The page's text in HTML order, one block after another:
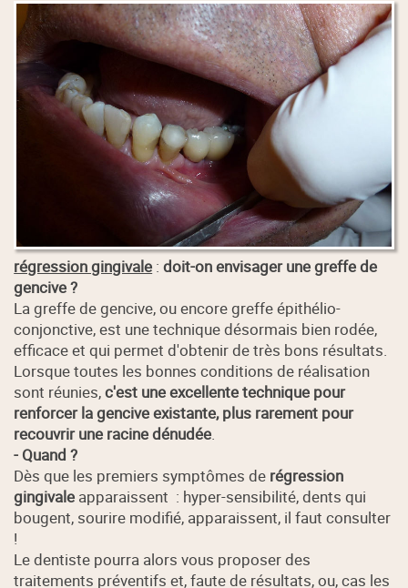
régression gingivale :doit-on envisager une greffe de
gencive ?
La greffe de gencive, ou encore greffe épithélio-
conjonctive, est une technique désormais bien rodée,
efficace et qui permet d'obtenir de très bons résultats.
Lorsque toutes les bonnes conditions de réalisation
sont réunies,c'est une excellente technique pour
renforcer la gencive existante, plus rarement pour
recouvrir une racine dénudée.
- Quand ?
Dès que les premiers symptômes de régression
gingivale apparaissent : hyper-sensibilité, dents qui
bougent, sourire modifié, apparaissent, il faut consulter
!
Le dentiste pourra alors vous proposer des
traitements préventifs et, faute de résultats, ou, cas les